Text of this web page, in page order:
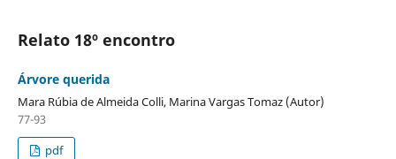
Relato 18º encontro
Árvore querida
Mara Rúbia de Almeida Colli, Marina Vargas Tomaz (Autor)
77-93
pdf